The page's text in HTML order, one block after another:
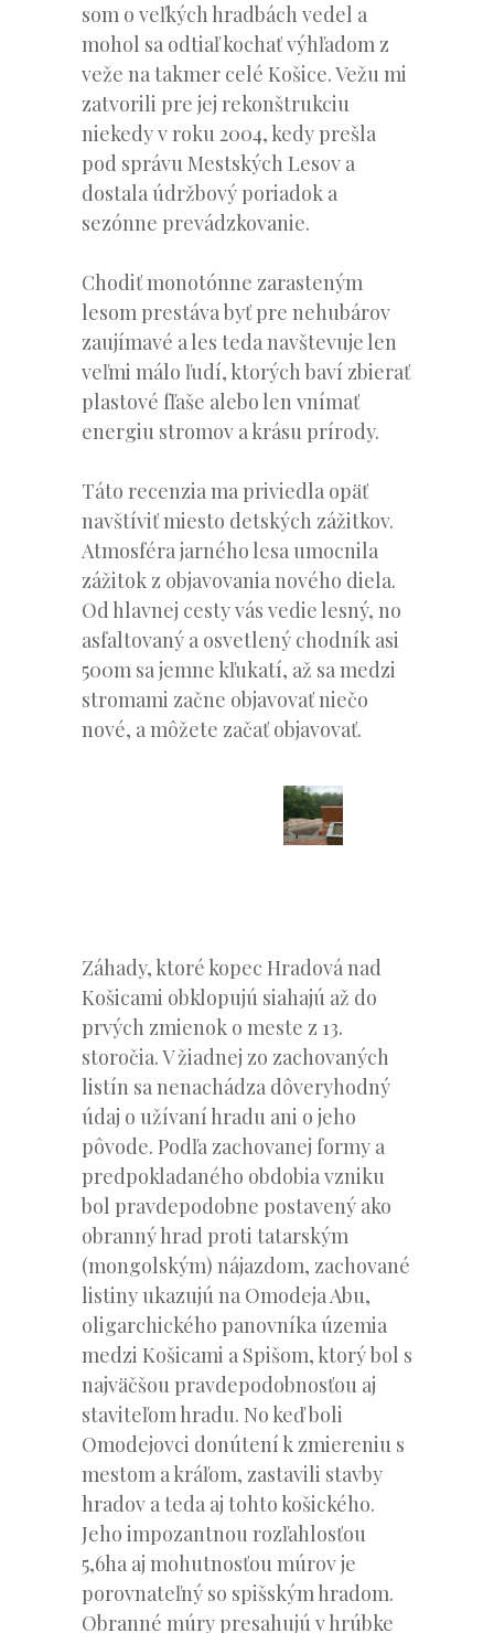
som o veľkých hradbách vedel a
mohol sa odtiaľ kochať výhľadom z
veže na takmer celé Košice. Vežu mi
zatvorili pre jej rekonštrukciu
niekedy v roku 2004, kedy prešla
pod správu Mestských Lesov a
dostala údržbový poriadok a
sezónne prevádzkovanie.
Chodiť monotónne zarasteným
lesom prestáva byť pre nehubárov
zaujímavé a les teda navštevuje len
veľmi málo ľudí, ktorých baví zbierať
plastové fľaše alebo len vnímať
energiu stromov a krásu prírody.
Táto recenzia ma priviedla opäť
navštíviť miesto detských zážitkov.
Atmosféra jarného lesa umocnila
zážitok z objavovania nového diela.
Od hlavnej cesty vás vedie lesný, no
asfaltovaný a osvetlený chodník asi
500m sa jemne kľukatí, až sa medzi
stromami začne objavovať niečo
nové, a môžete začať objavovať.
Záhady, ktoré kopec Hradová nad
Košicami obklopujú siahajú až do
prvých zmienok o meste z 13.
storočia. V žiadnej zo zachovaných
listín sa nenachádza dôveryhodný
údaj o užívaní hradu ani o jeho
pôvode. Podľa zachovanej formy a
predpokladaného obdobia vzniku
bol pravdepodobne postavený ako
obranný hrad proti tatarským
(mongolským) nájazdom, zachované
listiny ukazujú na Omodeja Abu,
oligarchického panovníka územia
medzi Košicami a Spišom, ktorý bol s
najväčšou pravdepodobnosťou aj
staviteľom hradu. No keď boli
Omodejovci donútení k zmiereniu s
mestom a kráľom, zastavili stavby
hradov a teda aj tohto košického.
Jeho impozantnou rozľahlosťou
5,6ha aj mohutnosťou múrov je
porovnateľný so spišským hradom.
Obranné múry presahujú v hrúbke